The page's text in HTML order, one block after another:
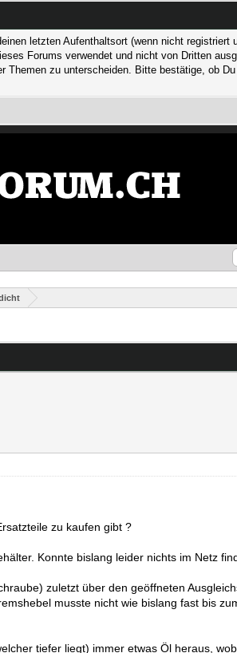
letzten Aufenthaltsort (wenn nicht
Forums verwendet und nicht von Dritten
Themen zu unterscheiden. Bitte bestätige, ob
zu kaufen gibt ?
Konnte bislang leider nichts im Netz
zuletzt über den geöffneten
musste nicht wie bislang fast bis
tiefer liegt) immer etwas Öl heraus,